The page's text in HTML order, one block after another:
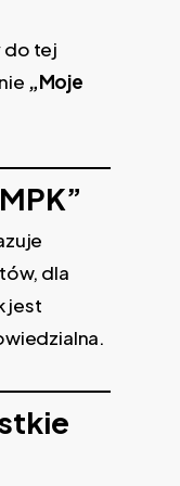
do tej
„Moje
dla
jest